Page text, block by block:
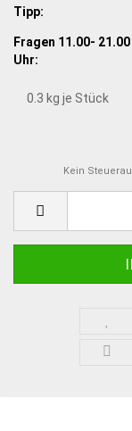
Tipp:
Fragen 11.00- 21.00
Uhr:
0.3 kg je Stück
Kein